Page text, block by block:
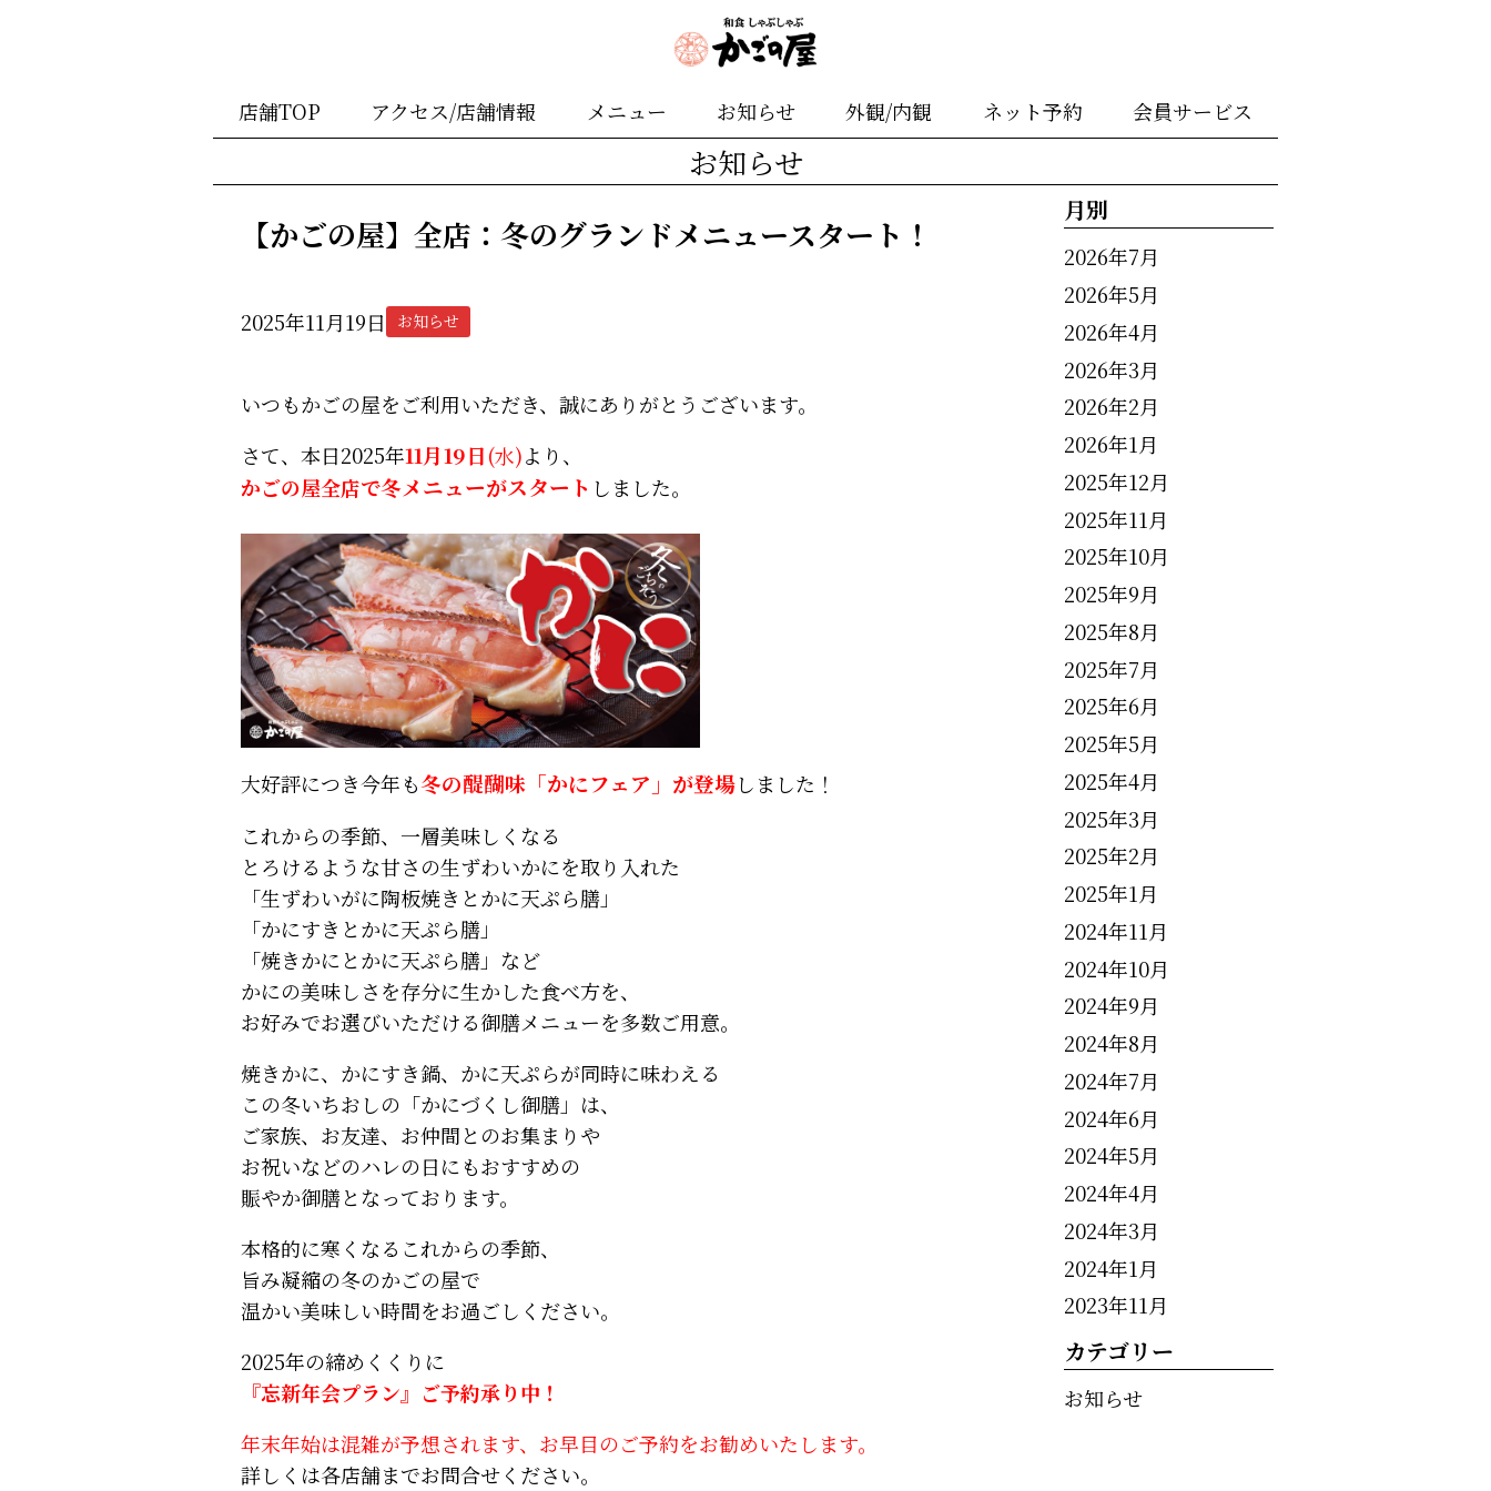
店舗TOP アクセス/店舗情報 メニュー お知らせ 外観/内観 ネット予約 会員サービス
お知らせ
【かごの屋】全店：冬のグランドメニュースタート！
2025年11月19日 お知らせ
いつもかごの屋をご利用いただき、誠にありがとうございます。
さて、本日2025年11月19日(水)より、
かごの屋全店で冬メニューがスタート しました。
大好評につき今年も冬の醍醐味「かにフェア」が登場しました！
これからの季節、一層美味しくなる
とろけるような甘さの生ずわいかにを取り入れた
「生ずわいがに陶板焼きとかに天ぷら膳」
「かにすきとかに天ぷら膳」
「焼きかにとかに天ぷら膳」など
かにの美味しさを存分に生かした食べ方を、
お好みでお選びいただける御膳メニューを多数ご用意。
焼きかに、かにすき鍋、かに天ぷらが同時に味わえる
この冬いちおしの「かにづくし御膳」は、
ご家族、お友達、お仲間とのお集まりや
お祝いなどのハレの日にもおすすめの
賑やか御膳となっております。
本格的に寒くなるこれからの季節、
旨み凝縮の冬のかごの屋で
温かい美味しい時間をお過ごしください。
2025年の締めくくりに
『忘新年会プラン』ご予約承り中！
年末年始は混雑が予想されます、お早目のご予約をお勧めいたします。
詳しくは各店舗までお問合せください。
月別
2026年7月
2026年5月
2026年4月
2026年3月
2026年2月
2026年1月
2025年12月
2025年11月
2025年10月
2025年9月
2025年8月
2025年7月
2025年6月
2025年5月
2025年4月
2025年3月
2025年2月
2025年1月
2024年11月
2024年10月
2024年9月
2024年8月
2024年7月
2024年6月
2024年5月
2024年4月
2024年3月
2024年1月
2023年11月
カテゴリー
お知らせ